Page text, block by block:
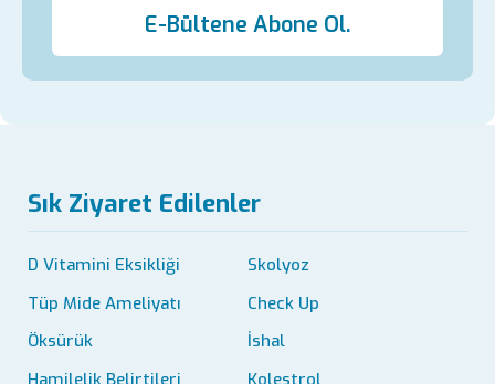
E-Bültene Abone Ol.
Sık Ziyaret Edilenler
D Vitamini Eksikliği
Skolyoz
Tüp Mide Ameliyatı
Check Up
Öksürük
İshal
Hamilelik Belirtileri
Kolestrol